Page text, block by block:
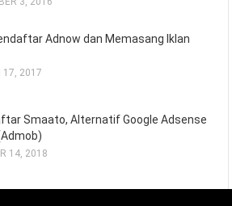
Adnow dan Memasang Iklan
17, 2017
Smaato, Alternatif Google Adsense
14, 2018